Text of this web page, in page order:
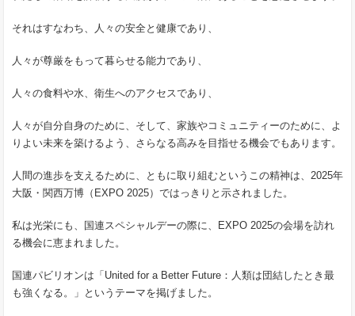
それはすなわち、人々の安全と健康であり、
人々が尊厳をもって暮らせる能力であり、
人々の食料や水、衛生へのアクセスであり、
人々が自分自身のために、そして、家族やコミュニティーのために、よ
りよい未来を築けるよう、さらなる高みを目指せる機会でもあります。
人間の進歩を支えるために、ともに取り組むというこの精神は、2025年
大阪・関西万博（EXPO 2025）ではっきりと示されました。
私は光栄にも、国連スペシャルデーの際に、EXPO 2025の会場を訪れ
る機会に恵まれました。
国連パビリオンは「United for a Better Future：人類は団結したとき最
も強くなる。」というテーマを掲げました。